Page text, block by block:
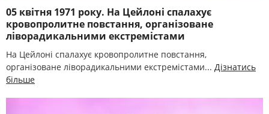
05 квітня 1971 року. На Цейлоні спалахує
кровопролитне повстання, організоване
ліворадикальними екстремістами
На Цейлоні спалахує кровопролитне повстання,
організоване ліворадикальними екстремістами... Дізнатись
більше